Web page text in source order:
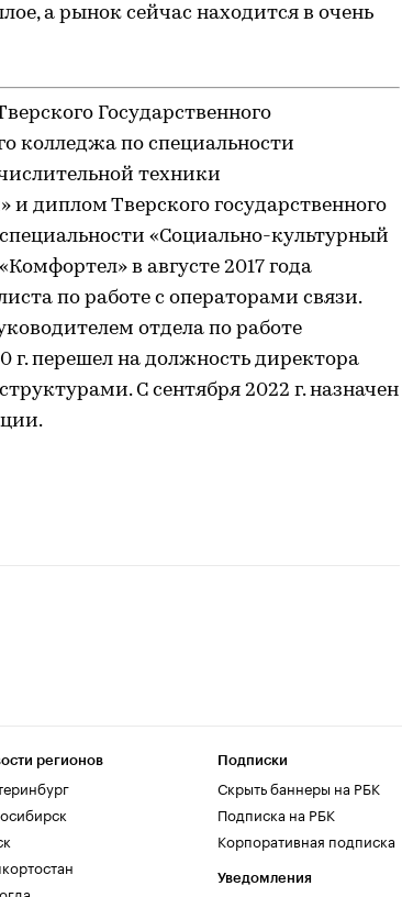
а рынок сейчас находится в очень
Государственного
колледжа по специальности
техники
диплом Тверского государственного
«Социально-культурный
в августе 2017 года
по работе с операторами связи.
отдела по работе
г. перешел на должность директора
С сентября 2022 г. назначен
регионов Подписки
Скрыть баннеры на РБК
Подписка на РБК
Корпоративная подписка
Уведомления